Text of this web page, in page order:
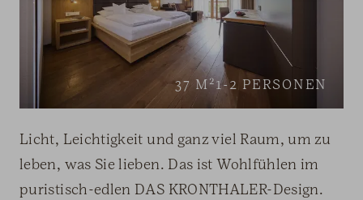
1-2 PERSONEN
37 M²
Licht, Leichtigkeit und ganz viel Raum, um zu
leben, was Sie lieben. Das ist Wohlfühlen im
puristisch-edlen DAS KRONTHALER-Design.